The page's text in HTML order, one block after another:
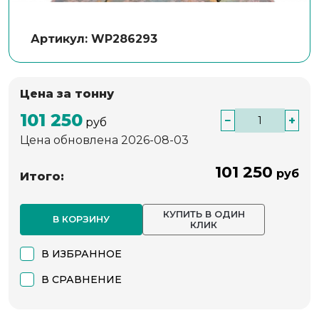
Артикул: WP286293
Цена за тонну
101 250 руб −
+
Цена обновлена 2026-08-03
Итого: 101 250 руб
В КОРЗИНУ
КУПИТЬ В ОДИН
КЛИК
В ИЗБРАННОЕ
В СРАВНЕНИЕ